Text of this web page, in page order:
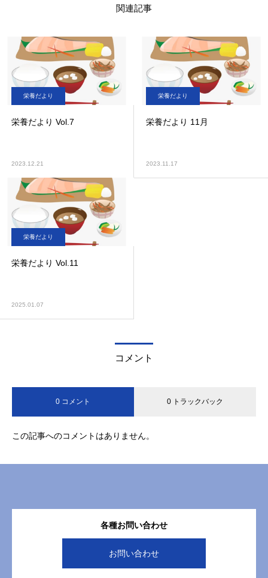
関連記事
栄養だより
栄養だより Vol.7
2023.12.21
栄養だより
栄養だより 11月
2023.11.17
栄養だより
栄養だより Vol.11
2025.01.07
コメント
0 コメント 0 トラックバック
この記事へのコメントはありません。
各種お問い合わせ
お問い合わせ